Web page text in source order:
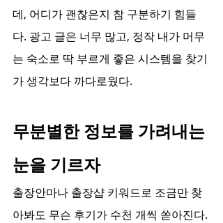
데, 어디가 괜찮은지 참 구분하기 힘들
다. 광고 글은 너무 많고, 정작 내가 머무
는 숙소로 딱 부르게 좋은 시스템을 찾기
가 생각보다 까다로웠다.
무분별한 정보를 가려내는
눈을 기르자
출장안마나 출장샵 키워드로 조금만 찾
아봐도 무슨 후기가 수천 개씩 쏟아진다.